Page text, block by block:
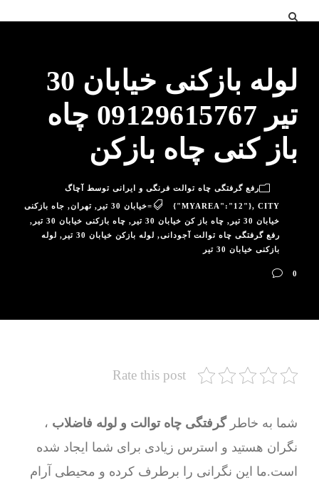
لوله بازکنی خیابان 30
تیر 09129615767 چاه
باز کنی چاه بازکن
رفع گرفتگی چاه توالت فرنگی و ایرانی توسط آچاگ
{"MYAREA":"12"}, CITY=خیابان 30 تیر , تهران, جاه بازکنی
خیابان 30 تیر
, چاه باز کن خیابان 30 تیر , چاه بازکنی خیابان 30 تیر
,
رفع گرفتگی چاه توالت آجودانی, لوله بازکن خیابان 30 تیر , لوله
بازکنی خیابان 30 تیر
0
Rate this post
شما به خاطرگرفتگی چاه توالت و لوله فاضلاب ،
نگران هستید و استرس زیادی برای شما ایجاد شده
است.ما این نگرانی را برطرف کرده و محیطی آرام